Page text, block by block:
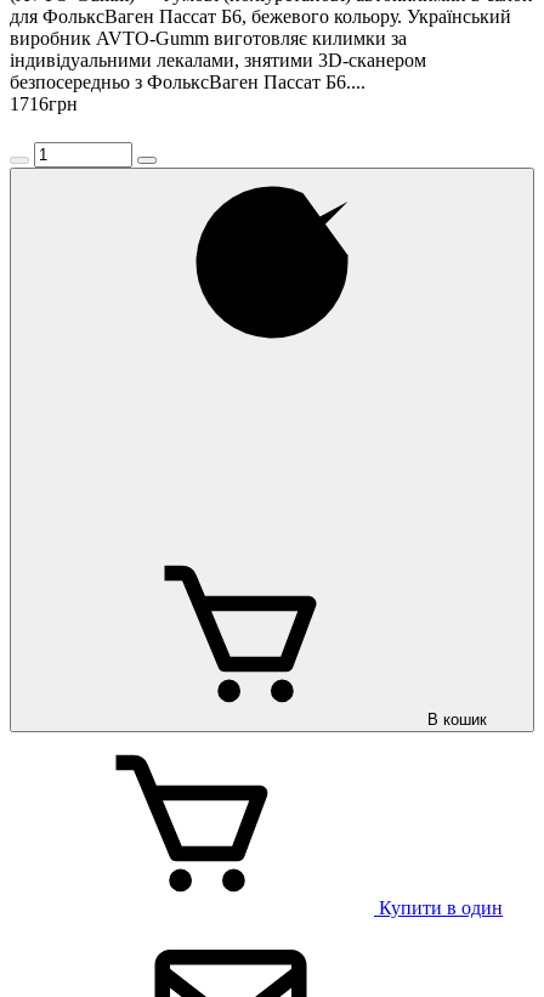
для ФольксВаген Пассат Б6, бежевого кольору. Український
виробник AVTO-Gumm виготовляє килимки за
індивідуальними лекалами, знятими 3D-сканером
безпосередньо з ФольксВаген Пассат Б6....
1716грн
В кошик
Купити в один